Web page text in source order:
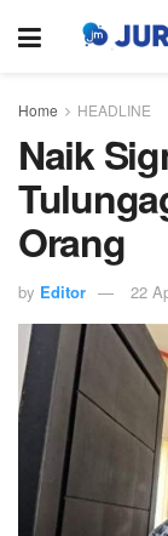
Home HEADLINE
Naik
Orang
by Editor 22